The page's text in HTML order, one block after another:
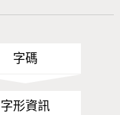
字碼
字形資訊